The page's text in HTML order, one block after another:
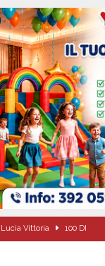
Lucia Vittoria 100 DI